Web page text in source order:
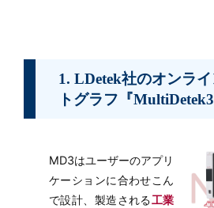
1. LDetek社のオンラ
トグラフ『MultiDetek3
MD3はユーザーのアプリ
ケーションに合わせこん
で設計、製造される工業